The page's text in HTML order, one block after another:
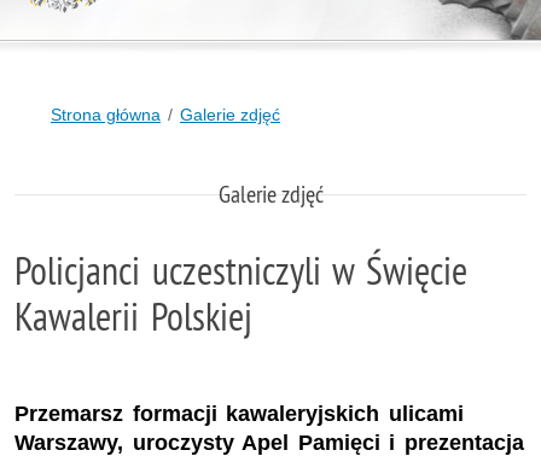
Strona główna Galerie zdjęć
Galerie zdjęć
Policjanci uczestniczyli w Święcie
Kawalerii Polskiej
Przemarsz formacji kawaleryjskich ulicami
Warszawy, uroczysty Apel Pamięci i prezentacja